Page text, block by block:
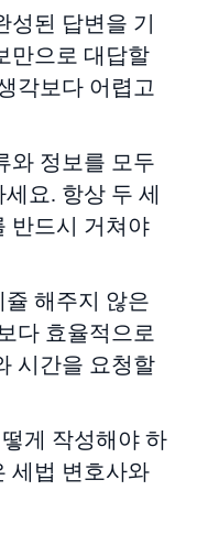
성된 답변을 기
만으로 대답할
각보다 어렵고
와 정보를 모두
요. 항상 두 세
반드시 거쳐야
해주지 않은
다 효율적으로
시간을 요청할
게 작성해야 하
세법 변호사와